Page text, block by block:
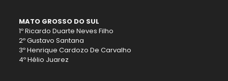
MATO GROSSO DO SUL
1º Ricardo Duarte Neves Filho
2º Gustavo Santana
3º Henrique Cardozo De Carvalho
4º Hélio Juarez